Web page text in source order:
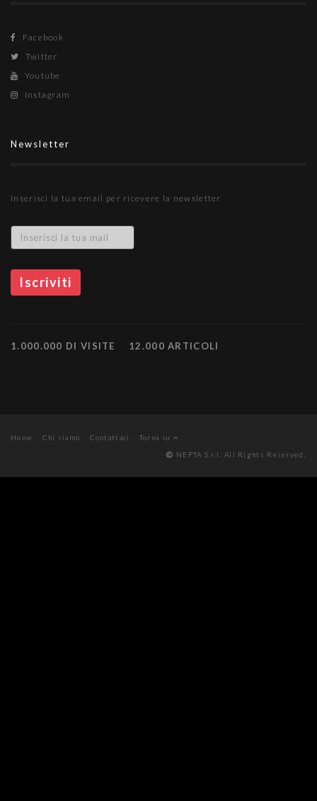
Facebook
Twitter
Youtube
Instagram
Newsletter
Inserisci la tua email per ricevere la newsletter
1.000.000 DI VISITE 12.000 ARTICOLI
Home Chi siamo Contattaci
Torna su
NEPTA S.r.l. All Rights Reserved.